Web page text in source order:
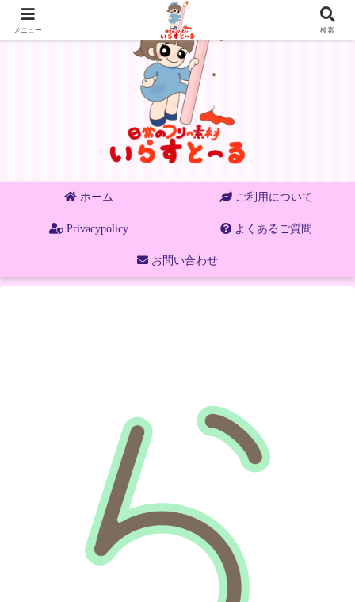
ホーム ご利用について
Privacypolicy よくあるご質問
お問い合わせ
メニュー 検索